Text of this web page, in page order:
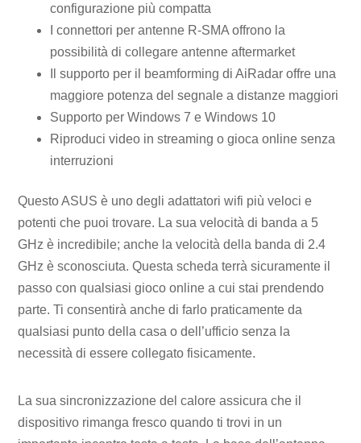
configurazione più compatta
I connettori per antenne R-SMA offrono la
possibilità di collegare antenne aftermarket
Il supporto per il beamforming di AiRadar offre una
maggiore potenza del segnale a distanze maggiori
Supporto per Windows 7 e Windows 10
Riproduci video in streaming o gioca online senza
interruzioni
Questo ASUS è uno degli adattatori wifi più veloci e
potenti che puoi trovare. La sua velocità di banda a 5
GHz è incredibile; anche la velocità della banda di 2.4
GHz è sconosciuta. Questa scheda terrà sicuramente il
passo con qualsiasi gioco online a cui stai prendendo
parte. Ti consentirà anche di farlo praticamente da
qualsiasi punto della casa o dell’ufficio senza la
necessità di essere collegato fisicamente.
La sua sincronizzazione del calore assicura che il
dispositivo rimanga fresco quando ti trovi in ​​un